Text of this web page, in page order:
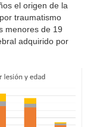
el origen de la
traumatismo
menores de 19
adquirido por